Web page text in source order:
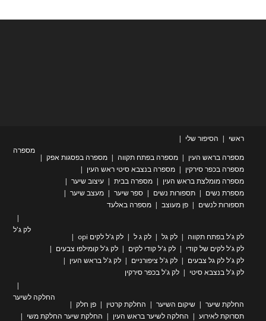
ראשי
הסיפור שלי
מספרה
מספרה בראש העין מספרה בפתח תקווה
מספרה בפסגות אפק
מספרה בכפר סירקין
מספרה בנצבא סיטי ראש העין
מספרה מומלצת בראש העין
מספרה בבית
עיצוב שיער
מספרת נשים
תספורות נשים ספר שיער
מעצב שיער
תספורות לנשים
פן מעוצב מספרה באלעד
לק ג'ל
לק ג'ל בפתח תקווה לק גל לק ג ל
לק ג'ל לקים opi
לק ג'ל לקים של קודי
לק ג'ל קודי לקים
לק ג'ל קומילפו צבעים
לק ג'ל לק גל צבעים
לק ג'ל ציפורניים
לק ג'ל בראש העין
לק ג'ל בנצבא סיטי
לק ג'ל בכפר סירקין
החלקה לשיער
החלקת שיער שיקום השיער החלקת קרטין
פן חלק
תסרוקת לאירוע
החלקה לשיער בראש העין החלקת שיער החלקת משי